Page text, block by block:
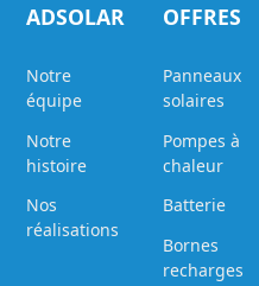
ADSOLAR
Notre
équipe
Notre
histoire
Nos
réalisations
OFFRES
Panneaux
solaires
Pompes à
chaleur
Batterie
Bornes
recharges